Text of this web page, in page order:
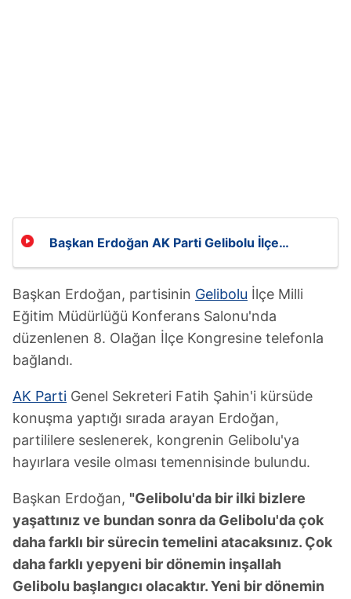
Başkan Erdoğan AK Parti Gelibolu İlçe
Başkan Erdoğan, partisinin Gelibolu İlçe Milli
Eğitim Müdürlüğü Konferans Salonu'nda
düzenlenen 8. Olağan İlçe Kongresine telefonla
bağlandı.
AK Parti Genel Sekreteri Fatih Şahin'i kürsüde
konuşma yaptığı sırada arayan Erdoğan,
partililere seslenerek, kongrenin Gelibolu'ya
hayırlara vesile olması temennisinde bulundu.
Başkan Erdoğan, "Gelibolu'da bir ilki bizlere
yaşattınız ve bundan sonra da Gelibolu'da çok
daha farklı bir sürecin temelini atacaksınız. Çok
daha farklı yepyeni bir dönemin inşallah
Gelibolu başlangıcı olacaktır. Yeni bir dönemin